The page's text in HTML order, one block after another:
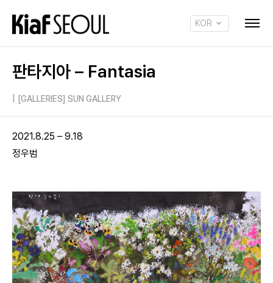
KOR
판타지아 – Fantasia
[GALLERIES] SUN GALLERY
2021.8.25 – 9.18
정우범